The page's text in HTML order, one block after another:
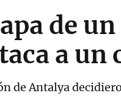
de
a un
de Antalya